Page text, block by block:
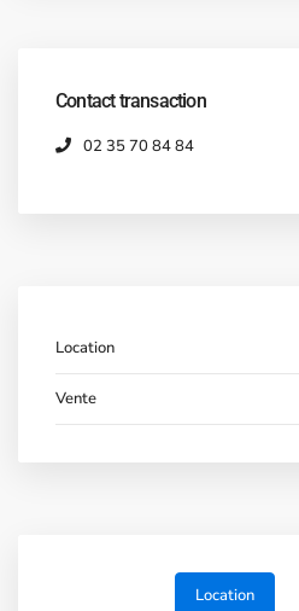
Contact transaction
02 35 70 84 84
Location
Vente
Location